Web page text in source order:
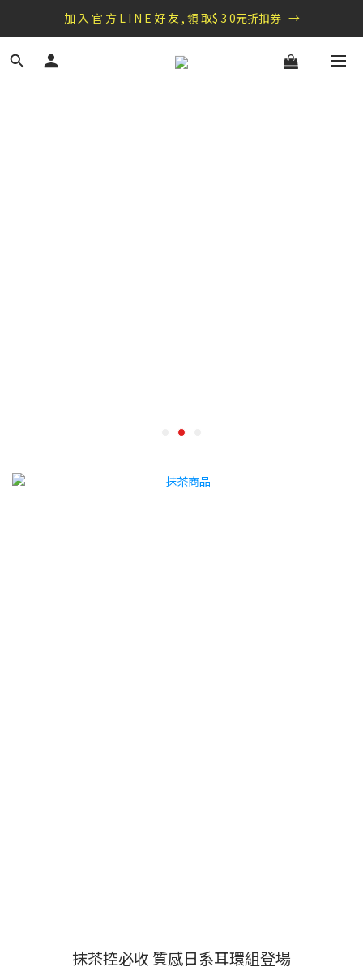
盛夏祭典：全館滿1000折100，滿2000贈『自粘式多功能包巾』
盛夏祭典：全館滿1000折100，滿2000贈『自粘式多功能包巾』
滿699郵局免運費，滿990便利商店免運
抹茶控必收 質感日系耳環組登場